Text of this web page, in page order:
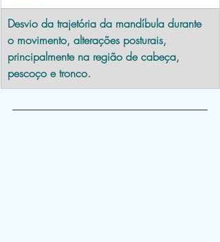
Desvio da trajetória da mandíbula durante
o movimento, alterações posturais,
principalmente na região de cabeça,
pescoço e tronco.